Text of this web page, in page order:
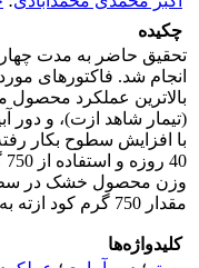
چکیده
مقدار 750 گرم کود ازته به ازای هر درخت دریافت نمودند.
کلیدواژه‌ها